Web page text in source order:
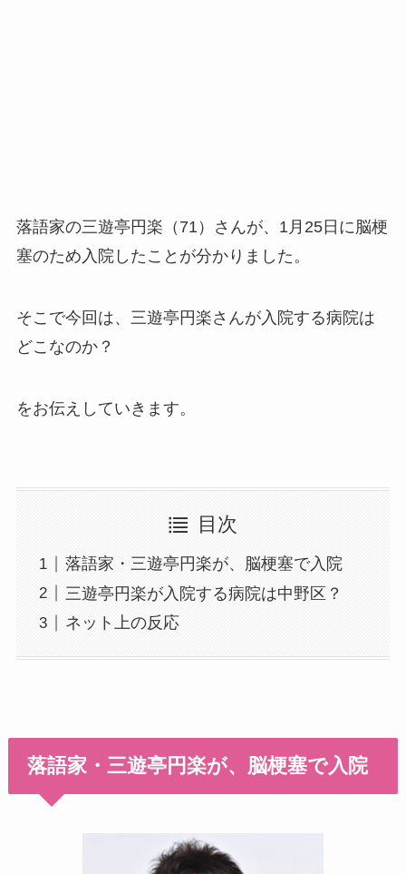
落語家の三遊亭円楽（71）さんが、1月25日に脳梗
塞のため入院したことが分かりました。
そこで今回は、三遊亭円楽さんが入院する病院は
どこなのか？
をお伝えしていきます。
目次
落語家・三遊亭円楽が、脳梗塞で入院
三遊亭円楽が入院する病院は中野区？
ネット上の反応
落語家・三遊亭円楽が、脳梗塞で入院